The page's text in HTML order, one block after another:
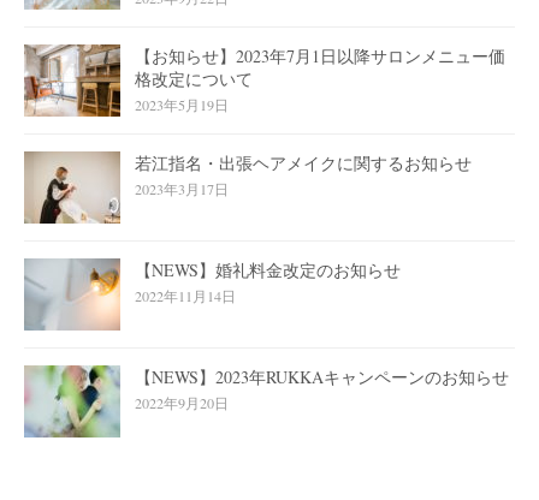
【お知らせ】2023年7月1日以降サロンメニュー価
格改定について
2023年5月19日
若江指名・出張ヘアメイクに関するお知らせ
2023年3月17日
【NEWS】婚礼料金改定のお知らせ
2022年11月14日
【NEWS】2023年RUKKAキャンペーンのお知らせ
2022年9月20日